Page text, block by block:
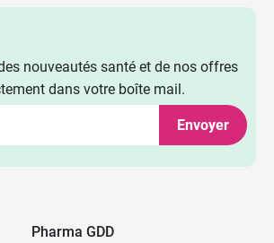
nouveautés santé et de nos offres
dans votre boîte mail.
Envoyer
Pharma GDD